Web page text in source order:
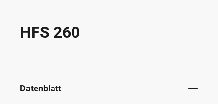
HFS 260
Datenblatt